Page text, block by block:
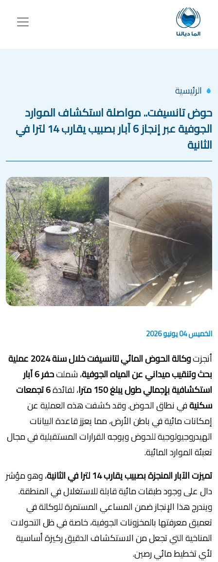
تجاوز إلى المحتوى الرئيسي
الرئيسية
حوض تانسيفت.. مواصلة استكشاف الموارد
الجوفية عبر إنجاز 6 آبار بصبيب يقارب 14 لترا في
الثانية
الخميس 04 يونيو 2026
أنجزت
وكالة الحوض المائي لتانسيفت خلال سنة 2024 عملية
بحث وتنقيب ميداني عن المياه الجوفية، شملت
حفر 6 آبار
استكشافية بإجمالي طول يبلغ 150 مترا
، لفائدة 6 تجمعات
سكنيةفي نطاق الحوض. وقد كشفت هذه العملية عن
إمكانات مائية في باطن الأرض، مما يعزز قاعدة البيانات
الهيدروجيولوجية للحوض ويوجه القرارات المستقبلية في مجال
تعبئة الموارد المائية.
تميزت الآبار المنجزة بصبيب يقارب 14 لترا في الثانية
، وهو مؤشر
دال على وجود طبقات مائية قابلة للاستغلال في المنطقة.
ويندرج هذا الإنجاز ضمن المساعي المستمرة للوكالة في
تعميق معرفتها بالمخزونات الجوفية، خاصة في ظل التحولات
المناخية التي تجعل من الاستكشاف الدقيق ركيزة أساسية
لأي تخطيط مائي رصين.